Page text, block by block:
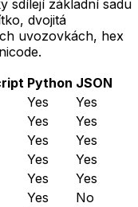
sdílejí základní sadu
dvojitá
uvozovkách, hex
Python JSON
Yes
Yes
Yes
Yes
Yes
Yes
Yes
Yes
Yes
Yes
Yes
No